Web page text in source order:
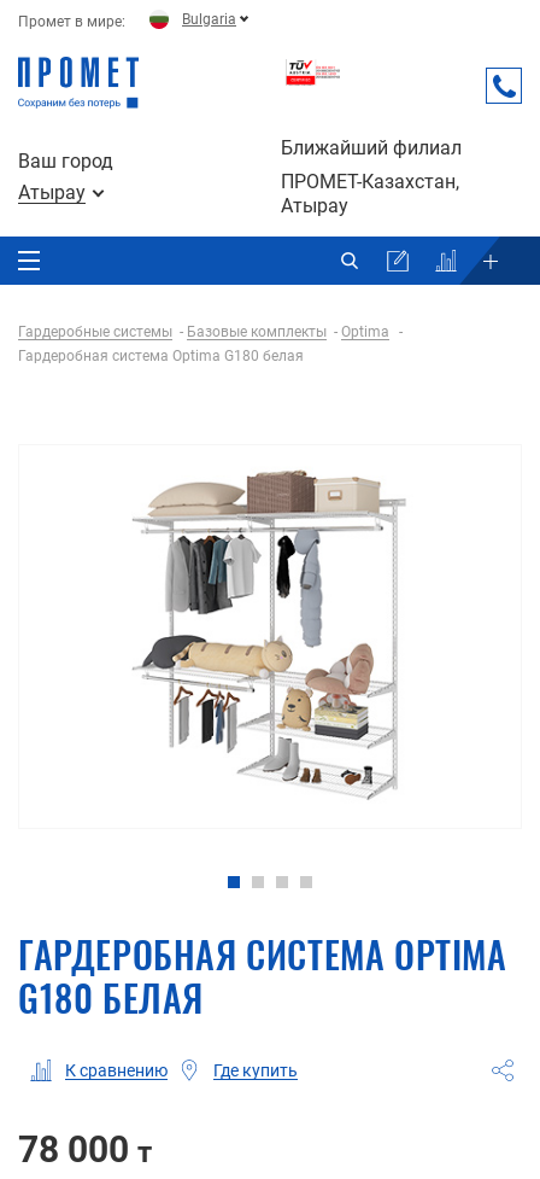
Промет в мире: Bulgaria
Ваш город
Атырау
Ближайший филиал
ПРОМЕТ-Казахстан,
Атырау
Гардеробные системы Базовые комплекты
Optima
Гардеробная система Optima G180 белая
ГАРДЕРОБНАЯ СИСТЕМА OPTIMA
G180 БЕЛАЯ
К сравнению Где купить
78 000 т